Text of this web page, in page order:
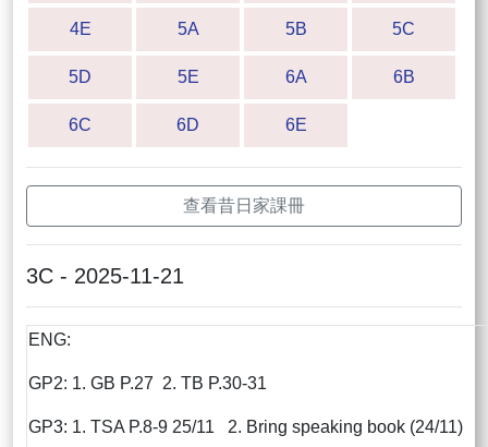
4E 5A 5B 5C
5D 5E 6A 6B
6C 6D 6E
查看昔日家課冊
3C - 2025-11-21
ENG:
GP2: 1. GB P.27 2. TB P.30-31
GP3: 1. TSA P.8-9 25/11 2. Bring speaking book (24/11)